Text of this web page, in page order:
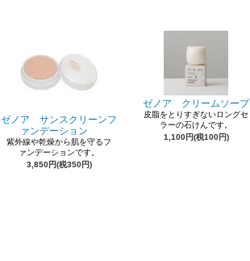
ゼノア サンスクリーンフ
ァンデーション
紫外線や乾燥から肌を守るフ
ァンデーションです。
3,850円(税350円)
ゼノア クリームソープ
皮脂をとりすぎないロングセ
ラーの石けんです。
1,100円(税100円)